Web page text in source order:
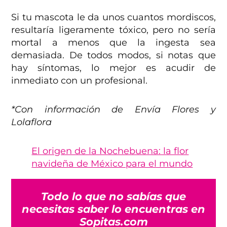
Si tu mascota le da unos cuantos mordiscos,
resultaría ligeramente tóxico, pero no sería
mortal a menos que la ingesta sea
demasiada. De todos modos, si notas que
hay síntomas, lo mejor es acudir de
inmediato con un profesional.
*Con información de Envía Flores y
Lolaflora
El origen de la Nochebuena: la flor
navideña de México para el mundo
Todo lo que no sabías que
necesitas saber lo encuentras en
Sopitas.com